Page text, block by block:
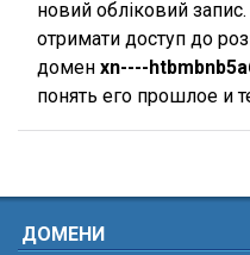
новий обліковий
отримати доступ до
домен xn----
понять его прошлое и
ДОМЕНИ